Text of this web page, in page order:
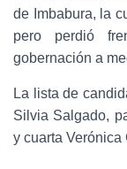
de Imbabura, la
pero perdió
gobernación a
La lista de
Silvia Salgado,
y cuarta Verónica